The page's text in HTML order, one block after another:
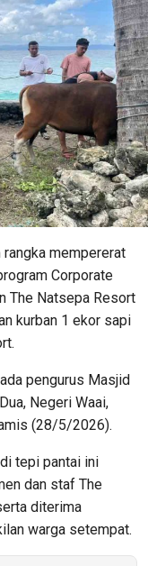
rangka mempererat
Corporate
The Natsepa Resort
kurban 1 ekor sapi
pengurus Masjid
Negeri Waai,
(28/5/2026).
tepi pantai ini
dan staf The
diterima
warga setempat.